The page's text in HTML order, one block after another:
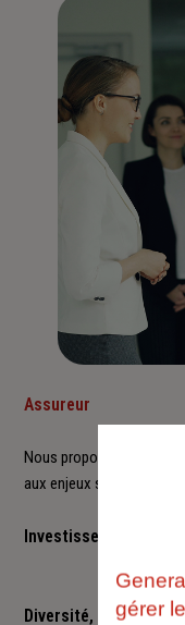
Assureur
Nous proposons à nos
aux enjeux sociétaux et
Investisseur
Nous sommes
financière et retombées
Diversité, Equité,
gérer